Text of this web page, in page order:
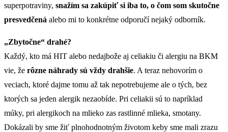
superpotraviny, snažím sa zakúpiť si iba to, o čom som skutočne
presvedčená alebo mi to konkrétne odporučí nejaký odborník.
„Zbytočne“ drahé?
Každý, kto má HIT alebo nedajbože aj celiakiu či alergiu na BKM
vie, že rôzne náhrady sú vždy drahšie. A teraz nehovorím o
veciach, ktoré dajme tomu až tak nepotrebujeme ale o tých, bez
ktorých sa jeden alergik nezaobíde. Pri celiakii sú to napríklad
múky, pri alergikoch na mlieko zas rastlinné mlieka, smotany.
Dokázali by sme žiť plnohodnotným životom keby sme mali zrazu